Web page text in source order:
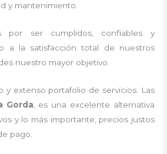
y mantenimiento.
por ser cumplidos, confiables y
a la satisfacción total de nuestros
nuestro mayor objetivo.
y extenso portafolio de servicios. Las
Gorda , es una excelente alternativa
y lo más importante, precios justos
pago.